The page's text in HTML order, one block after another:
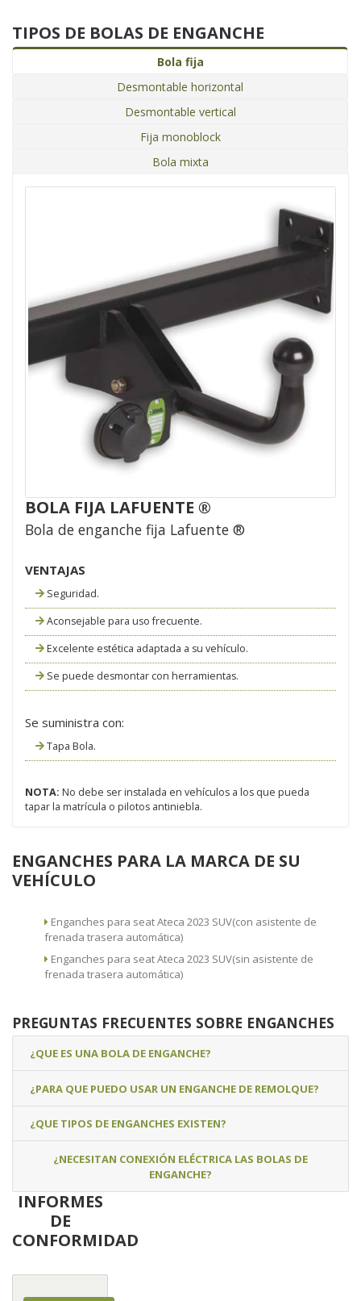
TIPOS DE BOLAS DE ENGANCHE
Bola fija
Desmontable horizontal
Desmontable vertical
Fija monoblock
Bola mixta
BOLA FIJA LAFUENTE ®
Bola de enganche fija Lafuente ®
VENTAJAS
Seguridad.
Aconsejable para uso frecuente.
Excelente estética adaptada a su vehículo.
Se puede desmontar con herramientas.
Se suministra con:
Tapa Bola.
NOTA: No debe ser instalada en vehículos a los que pueda
tapar la matrícula o pilotos antiniebla.
ENGANCHES PARA LA MARCA DE SU
VEHÍCULO
Enganches para seat Ateca 2023 SUV(con asistente de
frenada trasera automática)
Enganches para seat Ateca 2023 SUV(sin asistente de
frenada trasera automática)
PREGUNTAS FRECUENTES SOBRE ENGANCHES
¿QUE ES UNA BOLA DE ENGANCHE?
¿PARA QUE PUEDO USAR UN ENGANCHE DE REMOLQUE?
¿QUE TIPOS DE ENGANCHES EXISTEN?
¿NECESITAN CONEXIÓN ELÉCTRICA LAS BOLAS DE
ENGANCHE?
INFORMES
DE
CONFORMIDAD